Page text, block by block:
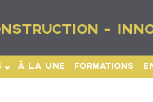
-
À LA UNE FORMATIONS